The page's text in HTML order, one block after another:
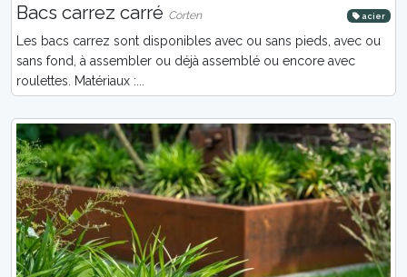
Bacs carrez carré Corten acier
Les bacs carrez sont disponibles avec ou sans pieds, avec ou
sans fond, à assembler ou déjà assemblé ou encore avec
roulettes. Matériaux :...